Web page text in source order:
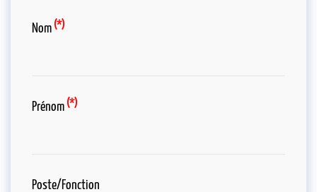
Nom (*)
Prénom (*)
Poste/Fonction